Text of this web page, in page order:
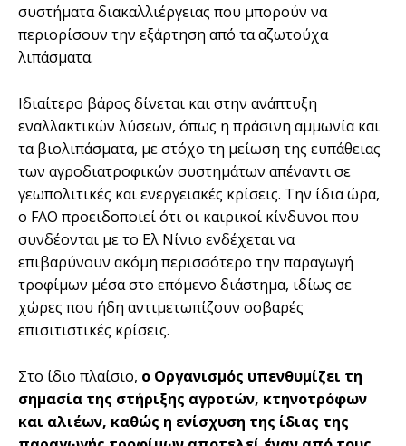
συστήματα διακαλλιέργειας που μπορούν να
περιορίσουν την εξάρτηση από τα αζωτούχα
λιπάσματα.
Ιδιαίτερο βάρος δίνεται και στην ανάπτυξη
εναλλακτικών λύσεων, όπως η πράσινη αμμωνία και
τα βιολιπάσματα, με στόχο τη μείωση της ευπάθειας
των αγροδιατροφικών συστημάτων απέναντι σε
γεωπολιτικές και ενεργειακές κρίσεις. Την ίδια ώρα,
ο FAO προειδοποιεί ότι οι καιρικοί κίνδυνοι που
συνδέονται με το Ελ Νίνιο ενδέχεται να
επιβαρύνουν ακόμη περισσότερο την παραγωγή
τροφίμων μέσα στο επόμενο διάστημα, ιδίως σε
χώρες που ήδη αντιμετωπίζουν σοβαρές
επισιτιστικές κρίσεις.
Στο ίδιο πλαίσιο, ο Οργανισμός υπενθυμίζει τη
σημασία της στήριξης αγροτών, κτηνοτρόφων
και αλιέων, καθώς η ενίσχυση της ίδιας της